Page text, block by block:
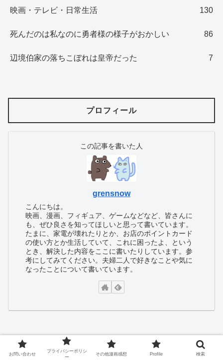
映画・テレビ・日常生活 130
死んだのは私なのに勇者様の様子がおかしい 86
辺境伯家の落ちこぼれは皇帝だった 7
プロフィール
この記事を書いた人
grensnow
こんにちは。
映画、漫画、フィギュア、ゲームなどなど、皆さんに
も、ぜひ良さを知ってほしいと思って書いています。
たまに、家電が壊れたりとか、お店のポイントカード
の使い方とか生活していて、これに困ったよ、という
とき、解決した内容をここに書いたりしています。参
考にしてみてください。夫婦二人で好きなことや気に
なったことについて書いています。
grensnow
2026.08.06
お問い合わせ
プライバシーポリシ
ー
その他漫画感想 Profile 検索